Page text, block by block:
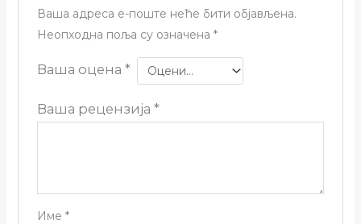
Ваша адреса е-поште неће бити објављена.
Неопходна поља су означена *
Ваша оцена *
Ваша рецензија *
Име *